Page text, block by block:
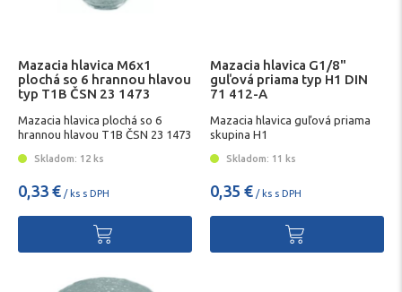
Mazacia hlavica M6x1
plochá so 6 hrannou hlavou
typ T1B ČSN 23 1473
Mazacia hlavica plochá so 6
hrannou hlavou T1B ČSN 23 1473
Skladom: 12 ks
0,33 € / ks s DPH
Mazacia hlavica G1/8"
guľová priama typ H1 DIN
71 412-A
Mazacia hlavica guľová priama
skupina H1
Skladom: 11 ks
0,35 € / ks s DPH